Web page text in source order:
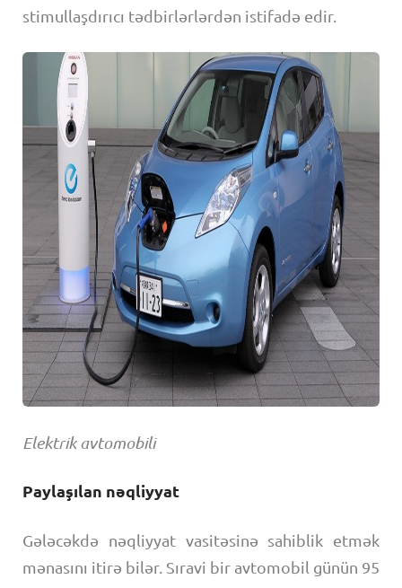
stimullaşdırıcı tədbirlərlərdən istifadə edir.
Elektrik avtomobili
Paylaşılan nəqliyyat
Gələcəkdə nəqliyyat vasitəsinə sahiblik etmək
mənasını itirə bilər. Sıravi bir avtomobil günün 95